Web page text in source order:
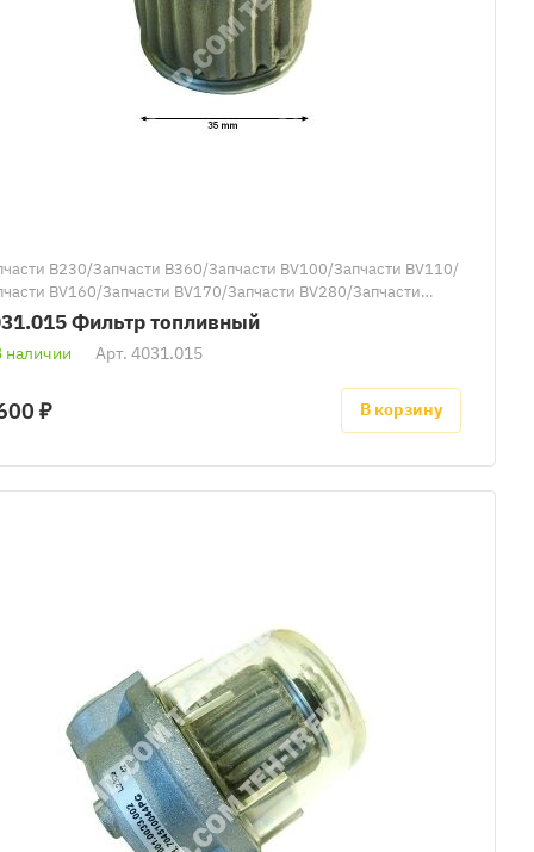
B230/Запчасти B360/Запчасти BV100/Запчасти BV110/
BV160/Запчасти BV170/Запчасти BV280/Запчасти
Запчасти к тепловым пушкам Master/Запчасти BV470/
BV690
Фильтр топливный
наличии Арт. 4031.015
₽ В корзину